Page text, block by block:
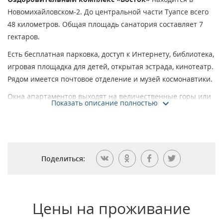
Новомихайловском-2. До центральной части Туапсе всего
48 километров. Общая площадь санатория составляет 7
гектаров.
Есть бесплатная парковка, доступ к Интернету, библиотека,
игровая площадка для детей, открытая эстрада, кинотеатр.
Рядом имеется почтовое отделение и музей космонавтики.
Окна апартаментов выходят на величественные горы или
Питание осуществляется в просторной столовой.
попробовать блюда национальной и европейской кухни.
Показать описание полностью
Поделиться:
Цены на проживание